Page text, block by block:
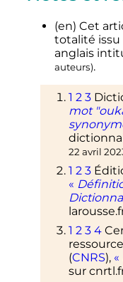
(en) Cet
totalité issu
anglais
auteurs).
1 2 3
mot
22 avril
1 2 3
«
1 2 3 4
(CNRS), «
sur